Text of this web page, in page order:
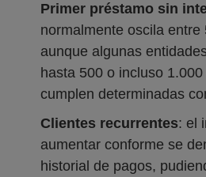
Primer préstamo sin
normalmente oscila entre
aunque algunas
hasta 500 o incluso
cumplen determinadas
Clientes recurrentes: el
aumentar conforme se
historial de pagos,